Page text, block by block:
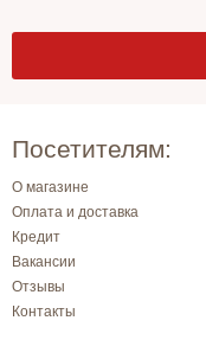
Посетителям:
О магазине
Оплата и доставка
Кредит
Вакансии
Отзывы
Контакты